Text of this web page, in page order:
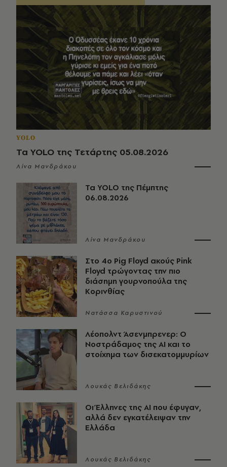
YOLO
Τα YOLO της Τετάρτης 05.08.2026
Λίνα Μανδράκου
Τα YOLO της Πέμπτης
06.08.2026
Λίνα Μανδράκου
Στο 4ο Pig Floyd ακούς Pink
Floyd τρώγοντας την πιο
διάσημη γουρνοπούλα της
Κορινθίας
Νατάσσα Καρυστινού
Λέοπολντ Άσενμπρενερ: Ο
Νοστράδαμος της AI και το
στοίχημα των δισεκατομμυρίων
Λουκάς Βελιδάκης
Οι Έλληνες της ΑΙ που έφυγαν,
αλλά δεν εγκατέλειψαν την
Ελλάδα
Λουκάς Βελιδάκης